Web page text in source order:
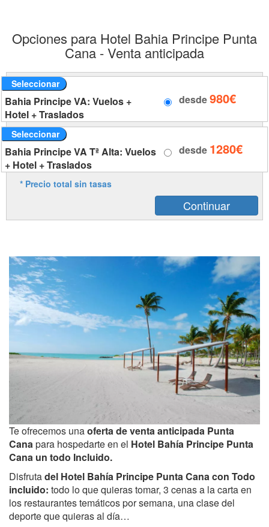
Opciones para Hotel Bahia Principe Punta
Cana - Venta anticipada
Seleccionar
Bahia Principe VA: Vuelos +
Hotel + Traslados
desde980€
Seleccionar
Bahia Principe VA Tª Alta: Vuelos
+ Hotel + Traslados
desde 1280€
* Precio total sin tasas
Te ofrecemos unaoferta de venta anticipada Punta
Canapara hospedarte en el Hotel Bahía Principe Punta
Cana un todo Incluido.
Disfrutadel Hotel Bahía Principe Punta Cana con Todo
incluido: todo lo que quieras tomar, 3 cenas a la carta en
los restaurantes temáticos por semana, una clase del
deporte que quieras al día…